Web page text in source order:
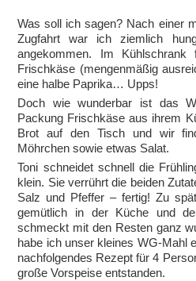
Was soll ich sagen? Nach einer
Zugfahrt war ich ziemlich
angekommen. Im
Frischkäse (mengenmäßig
eine halbe Paprika… Upps!
Doch wie wunderbar ist das
Packung Frischkäse aus ihrem
Brot auf den Tisch und wir
Möhrchen sowie etwas Salat.
Toni schneidet schnell die
klein. Sie verrührt die beiden
Salz und Pfeffer – fertig! Zu
gemütlich in der Küche und
schmeckt mit den Resten ganz
habe ich unser kleines WG-Mahl
nachfolgendes Rezept für 4
große Vorspeise entstanden.